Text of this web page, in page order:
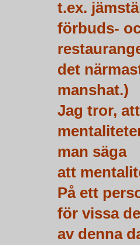
t.ex.
förbuds-
det
manshat.)
Jag tror,
man säga
att
På ett
för vissa
av denna